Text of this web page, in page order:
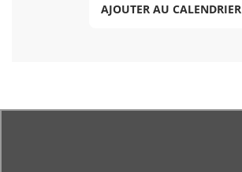
AJOUTER AU CALENDRIER